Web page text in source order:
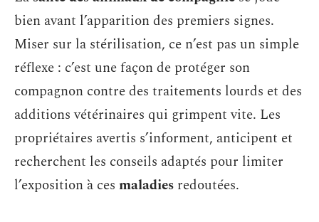
bien avant l’apparition des premiers signes.
Miser sur la stérilisation, ce n’est pas un simple
réflexe : c’est une façon de protéger son
compagnon contre des traitements lourds et des
additions vétérinaires qui grimpent vite. Les
propriétaires avertis s’informent, anticipent et
recherchent les conseils adaptés pour limiter
l’exposition à ces maladies redoutées.